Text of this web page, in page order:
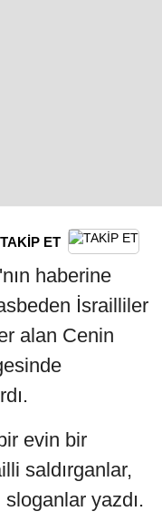
TAKİP ET
haberine
İsrailliler
alan Cenin
evin bir
saldırganlar,
sloganlar yazdı.